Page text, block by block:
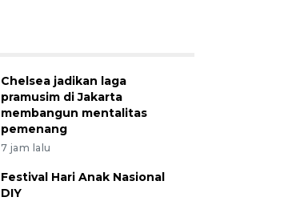
Chelsea jadikan laga
pramusim di Jakarta
membangun mentalitas
pemenang
7 jam lalu
Festival Hari Anak Nasional
DIY